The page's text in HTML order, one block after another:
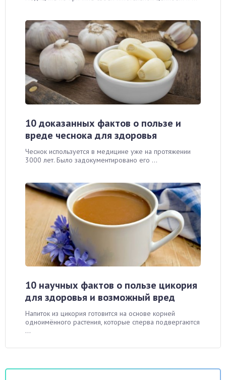
10 доказанных фактов о пользе и
вреде чеснока для здоровья
Чеснок используется в медицине уже на протяжении
3000 лет. Было задокументировано его ...
10 научных фактов о пользе цикория
для здоровья и возможный вред
Напиток из цикория готовится на основе корней
одноимённого растения, которые сперва подвергаются
...